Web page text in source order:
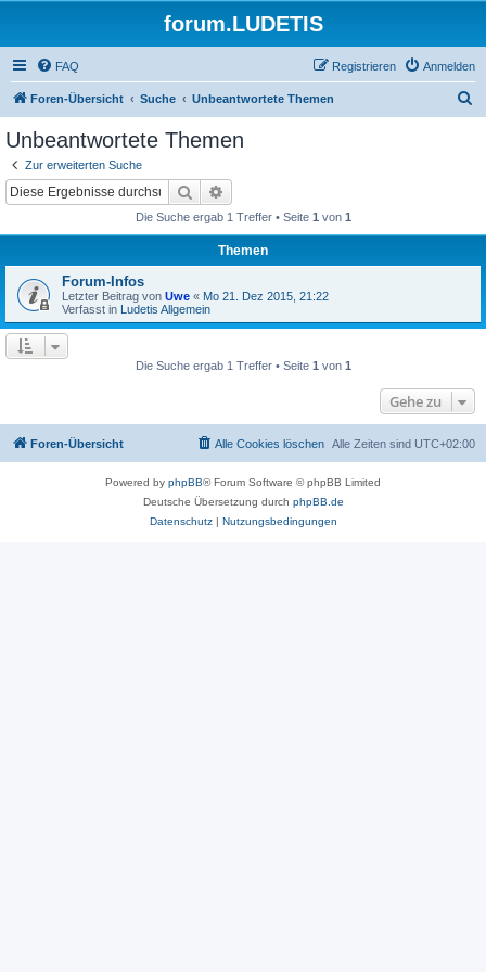
forum.LUDETIS
FAQ Anmelden
Registrieren
Foren-Übersicht Suche Unbeantwortete Themen
Unbeantwortete Themen
Zur erweiterten Suche
Suche
Die Suche ergab 1 Treffer • Seite 1 von 1
Themen
Forum-Infos
Letzter Beitrag von Uwe « Mo 21. Dez 2015, 21:22
Verfasst in Ludetis Allgemein
Die Suche ergab 1 Treffer • Seite 1 von 1
Gehe zu
Foren-Übersicht Alle Zeiten sind UTC+02:00
Alle Cookies löschen
Powered by phpBB® Forum Software © phpBB Limited
Deutsche Übersetzung durch phpBB.de
Datenschutz| Nutzungsbedingungen